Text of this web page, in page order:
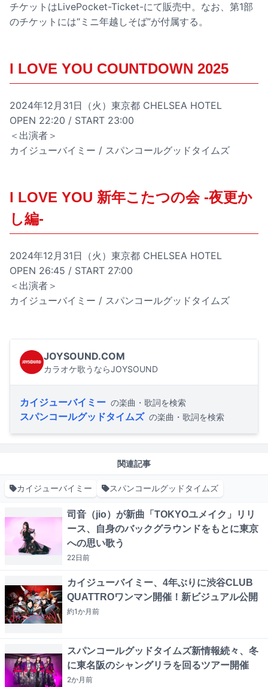
チケットはLivePocket-Ticket-にて販売中。なお、第1部
のチケットには“ミニ年越しそば”が付属する。
I LOVE YOU COUNTDOWN 2025
2024年12月31日（火）東京都 CHELSEA HOTEL
OPEN 22:20 / START 23:00
＜出演者＞
カイジューバイミー / スパンコールグッドタイムズ
I LOVE YOU 新年こたつの会 -夜更か
し編-
2024年12月31日（火）東京都 CHELSEA HOTEL
OPEN 26:45 / START 27:00
＜出演者＞
カイジューバイミー / スパンコールグッドタイムズ
JOYSOUND.COM
カラオケ歌うならJOYSOUND
カイジューバイミー の楽曲・歌詞を検索
スパンコールグッドタイムズ の楽曲・歌詞を検索
関連記事
カイジューバイミー スパンコールグッドタイムズ
司音（jio）が新曲「TOKYOユメイク」リリ
ース、自身のバックグラウンドをもとに東京
への思い歌う
22日前
カイジューバイミー、4年ぶりに渋谷CLUB
QUATTROワンマン開催！新ビジュアル公開
約1か月前
スパンコールグッドタイムズ新情報続々、冬
に東名阪のシャングリラを回るツアー開催
2か月前